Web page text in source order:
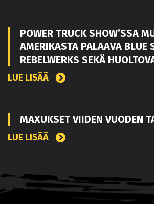
POWER TRUCK SHOW’SSA
AMERIKASTA PALAAVA BLUE
REBELWERKS SEKÄ
LUE LISÄÄ
MAXUKSET VIIDEN VUODEN
LUE LISÄÄ